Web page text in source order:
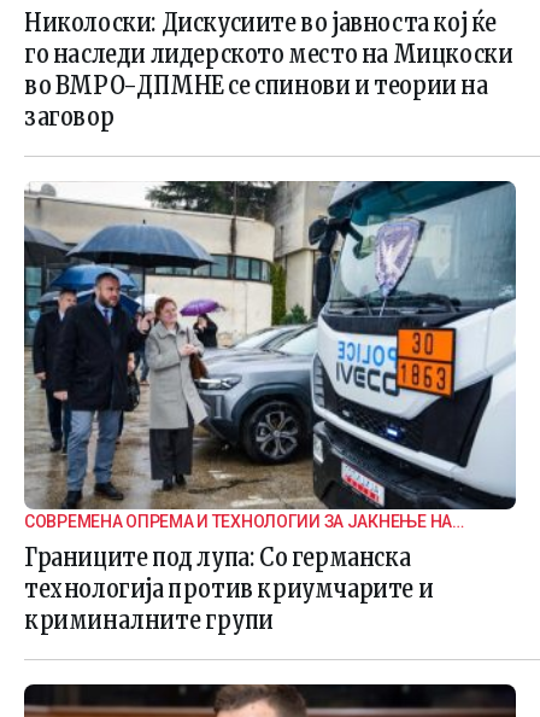
ВНАТРЕПАРТИСКИ ПОДЕЛБИ
Николоски: Дискусиите во јавноста кој ќе
го наследи лидерското место на Мицкоски
во ВМРО-ДПМНЕ се спинови и теории на
заговор
СОВРЕМЕНА ОПРЕМА И ТЕХНОЛОГИИ ЗА ЈАКНЕЊЕ НА
ГРАНИЧНАТА БЕЗБЕДНОСТ
Границите под лупа: Со германска
технологија против криумчарите и
криминалните групи